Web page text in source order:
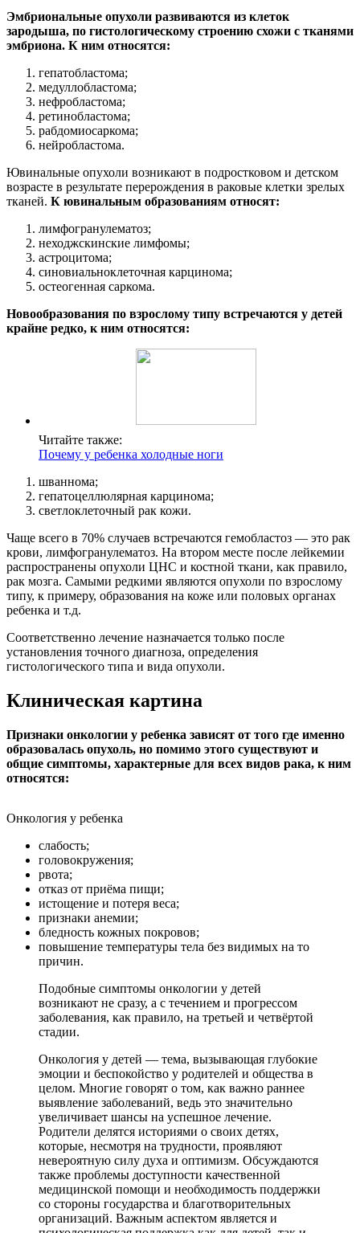
Эмбриональные опухоли развиваются из клеток
зародыша, по гистологическому строению схожи с тканями
эмбриона. К ним относятся:
гепатобластома;
медуллобластома;
нефробластома;
ретинобластома;
рабдомиосаркома;
нейробластома.
Ювинальные опухоли возникают в подростковом и детском
возрасте в результате перерождения в раковые клетки зрелых
тканей. К ювинальным образованиям относят:
лимфогранулематоз;
неходжскинские лимфомы;
астроцитома;
синовиальноклеточная карцинома;
остеогенная саркома.
Новообразования по взрослому типу встречаются у детей
крайне редко, к ним относятся:
Читайте также:
Почему у ребенка холодные ноги
шваннома;
гепатоцеллюлярная карцинома;
светлоклеточный рак кожи.
Чаще всего в 70% случаев встречаются гемобластоз — это рак
крови, лимфогранулематоз. На втором месте после лейкемии
распространены опухоли ЦНС и костной ткани, как правило,
рак мозга. Самыми редкими являются опухоли по взрослому
типу, к примеру, образования на коже или половых органах
ребенка и т.д.
Соответственно лечение назначается только после
установления точного диагноза, определения
гистологического типа и вида опухоли.
Клиническая картина
Признаки онкологии у ребенка зависят от того где именно
образовалась опухоль, но помимо этого существуют и
общие симптомы, характерные для всех видов рака, к ним
относятся:
Онкология у ребенка
слабость;
головокружения;
рвота;
отказ от приёма пищи;
истощение и потеря веса;
признаки анемии;
бледность кожных покровов;
повышение температуры тела без видимых на то
причин.
Подобные симптомы онкологии у детей
возникают не сразу, а с течением и прогрессом
заболевания, как правило, на третьей и четвёртой
стадии.
Онкология у детей — тема, вызывающая глубокие
эмоции и беспокойство у родителей и общества в
целом. Многие говорят о том, как важно раннее
выявление заболеваний, ведь это значительно
увеличивает шансы на успешное лечение.
Родители делятся историями о своих детях,
которые, несмотря на трудности, проявляют
невероятную силу духа и оптимизм. Обсуждаются
также проблемы доступности качественной
медицинской помощи и необходимость поддержки
со стороны государства и благотворительных
организаций. Важным аспектом является и